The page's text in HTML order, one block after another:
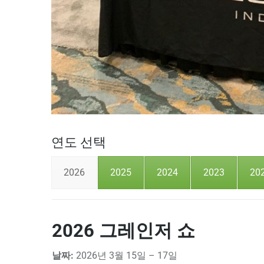
연도 선택
2026 2025 2024 2023
2026 그레인저 쇼
날짜: 2026년 3월 15일 – 17일